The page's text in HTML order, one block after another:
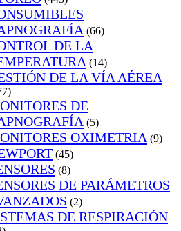
(66)
DE LA
(14)
DE LA VÍA AÉREA
DE
(5)
OXIMETRIA (9)
(45)
(8)
DE PARÁMETROS
(2)
DE RESPIRACIÓN